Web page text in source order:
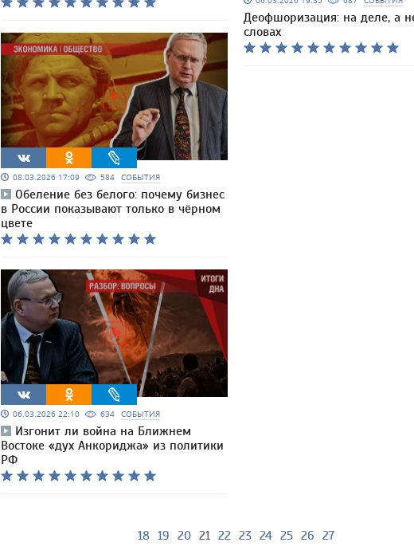
08.03.2026 17:09 584 СОБЫТИЯ
Обеление без белого: почему бизнес
в России показывают только в чёрном
цвете
06.03.2026 22:10 634 СОБЫТИЯ
Изгонит ли война на Ближнем
Востоке «дух Анкориджа» из политики
РФ
Деофшоризация: на деле, а
словах
18 19 20 21 22 23 24 25 26 27